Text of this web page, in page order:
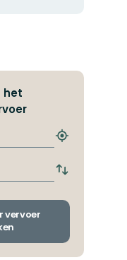
het
Zoek
dichtstbijzijnde
halte
Wissel
en
vervoer